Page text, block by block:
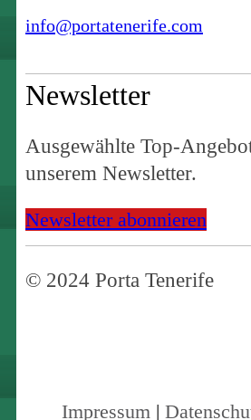
info@portatenerife.com
Newsletter
Ausgewählte Top-
unserem Newsletter.
Newsletter abonnieren
© 2024 Porta Tenerife
Impressum |